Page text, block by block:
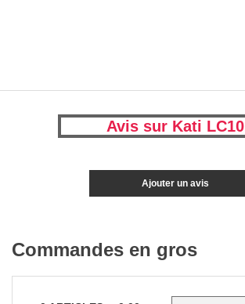
Avis sur Kati LC10
Ajouter un avis
Commandes en gros